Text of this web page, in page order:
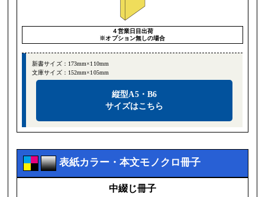
４営業日目出荷
※オプション無しの場合
新書サイズ：173mm×110mm
文庫サイズ：152mm×105mm
縦型A5・B6
サイズはこちら
表紙カラー・本文モノクロ冊子
中綴じ冊子